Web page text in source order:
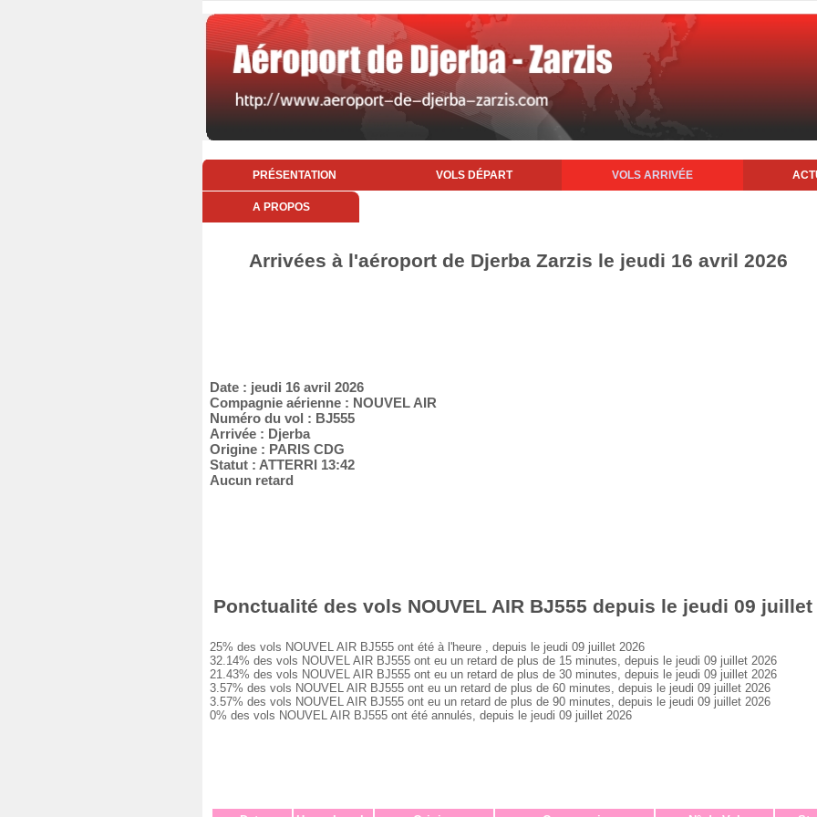
PRÉSENTATION VOLS DÉPART VOLS ARRIVÉE
A PROPOS
Arrivées à l'aéroport de Djerba Zarzis le jeudi 16 avril 2026
Date : jeudi 16 avril 2026
Compagnie aérienne : NOUVEL AIR
Numéro du vol : BJ555
Arrivée : Djerba
Origine : PARIS CDG
Statut : ATTERRI 13:42
Aucun retard
Ponctualité des vols NOUVEL AIR BJ555 depuis le jeudi 09 juillet
25% des vols NOUVEL AIR BJ555 ont été à l'heure , depuis le jeudi 09 juillet 2026
32.14% des vols NOUVEL AIR BJ555 ont eu un retard de plus de 15 minutes, depuis le jeudi 09 juillet 2026
21.43% des vols NOUVEL AIR BJ555 ont eu un retard de plus de 30 minutes, depuis le jeudi 09 juillet 2026
3.57% des vols NOUVEL AIR BJ555 ont eu un retard de plus de 60 minutes, depuis le jeudi 09 juillet 2026
3.57% des vols NOUVEL AIR BJ555 ont eu un retard de plus de 90 minutes, depuis le jeudi 09 juillet 2026
0% des vols NOUVEL AIR BJ555 ont été annulés, depuis le jeudi 09 juillet 2026